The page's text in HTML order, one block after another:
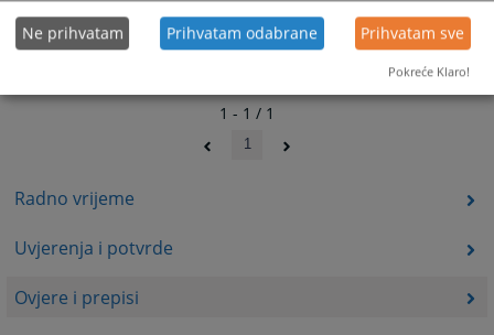
Radno vrijeme
Uvjerenja i potvrde
Ovjere i prepisi
1 - 1 / 1
1
Ne prihvatam Prihvatam odabrane Prihvatam sve
Pokreće Klaro!